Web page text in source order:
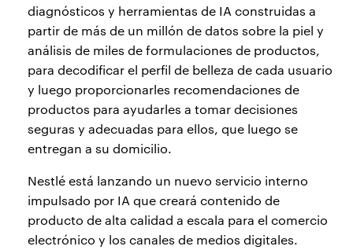
diagnósticos y herramientas de IA construidas a
partir de más de un millón de datos sobre la piel y
análisis de miles de formulaciones de productos,
para decodificar el perfil de belleza de cada usuario
y luego proporcionarles recomendaciones de
productos para ayudarles a tomar decisiones
seguras y adecuadas para ellos, que luego se
entregan a su domicilio.
Nestlé está lanzando un nuevo servicio interno
impulsado por IA que creará contenido de
producto de alta calidad a escala para el comercio
electrónico y los canales de medios digitales.